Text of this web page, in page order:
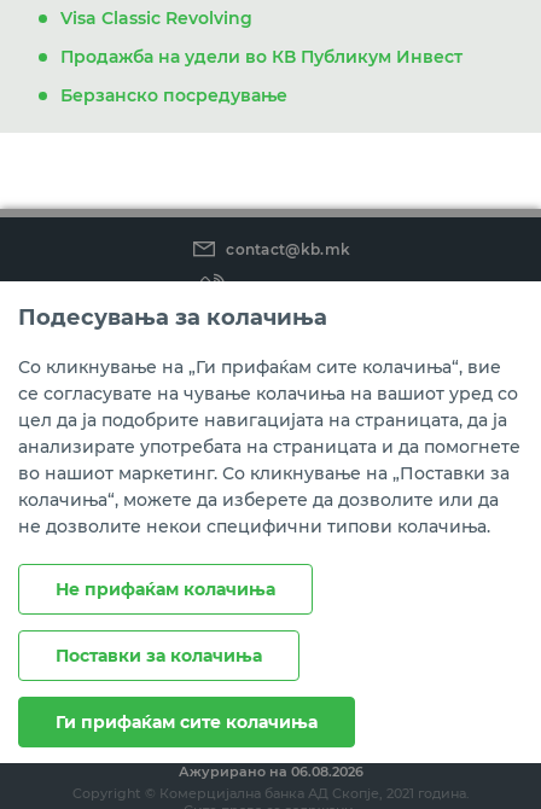
Visa Classic Revolving
Продажба на удели во КВ Публикум Инвест
Берзанско посредување
contact@kb.mk
(02) 3 296 800
Instagram
LinkedIn
Youtube
Преземете ја мобилната апликација мБанка.
Политика за колачиња
Ажурирано на 06.08.2026
Copyright © Комерцијална банка АД Скопје, 2021 година.
Подесувања за колачиња
Со кликнување на „Ги прифаќам сите колачиња“, вие
се согласувате на чување колачиња на вашиот уред со
цел да ја подобрите навигацијата на страницата, да ја
анализирате употребата на страницата и да помогнете
во нашиот маркетинг. Со кликнување на „Поставки за
колачиња“, можете да изберете да дозволите или да
не дозволите некои специфични типови колачиња.
Не прифаќам колачиња
Поставки за колачиња
Ги прифаќам сите колачиња